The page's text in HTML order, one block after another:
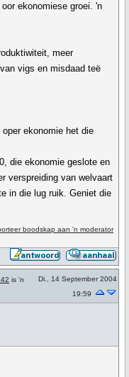
ekonomiese groei. 'n
meer
vigs en misdaad teë
ekonomie het die
die ekonomie geslote en
verspreiding van welvaart
in die lug ruik. Geniet die
boodskap aan 'n moderator
is 'n
Di., 14 September 2004
19:59